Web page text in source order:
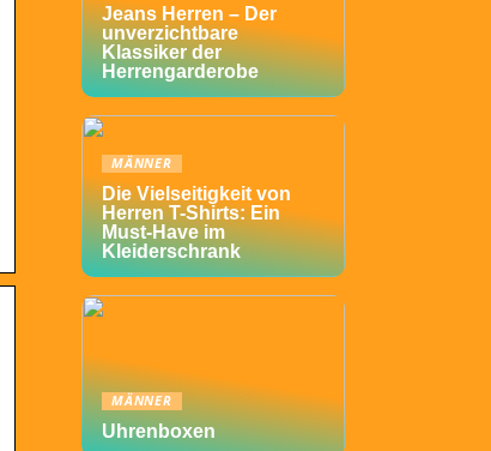
Jeans Herren – Der
unverzichtbare
Klassiker der
Herrengarderobe
MÄNNER
Die Vielseitigkeit von
Herren T-Shirts: Ein
Must-Have im
Kleiderschrank
MÄNNER
Uhrenboxen